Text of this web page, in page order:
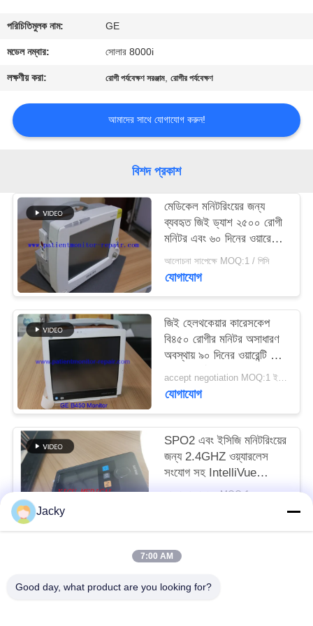
গুণমান
নিয়ন্ত্রণ
আমাদের
সাথে
একটি
উদ্ধৃতি
অনুরোধ
করুন
NEWS
সাইট
PRIVACY
POLICY
পরিচিতিমুলক নাম: GE
মডেল নম্বার: সোলার 8000i
লক্ষণীয় করা: রোগী পর্যবেক্ষণ সরঞ্জাম,রোগীর পর্যবেক্ষণ
আমাদের সাথে যোগাযোগ করুন!
বিশদ প্রকাশ
মেডিকেল মনিটরিংয়ের জন্য
ব্যবহৃত জিই ড্যাশ ২৫০০ রোগী
মনিটর এবং ৬০ দিনের ওয়ারেন্টি
সহ ড্যাশ ২৫০০ মডেল
আলোচনা সাপেক্ষে MOQ:1 / পিসি
যোগাযোগ
জিই হেলথকেয়ার কারেসকেপ
বি৪৫০ রোগীর মনিটর অসাধারণ
অবস্থায় ৯০ দিনের ওয়ারেন্টি সহ
এবং সম্পূর্ণরূপে সংস্কার করা
হয়েছে
accept negotiation MOQ:1 ইউনিট
যোগাযোগ
SPO2 এবং ইসিজি মনিটরিংয়ের
জন্য 2.4GHZ ওয়্যারলেস
সংযোগ সহ IntelliVue
MX40 রোগী মনিটর
আলোচনা সাপেক্ষে MOQ:1
Jacky
7:00 AM
Good day, what product are you looking for?